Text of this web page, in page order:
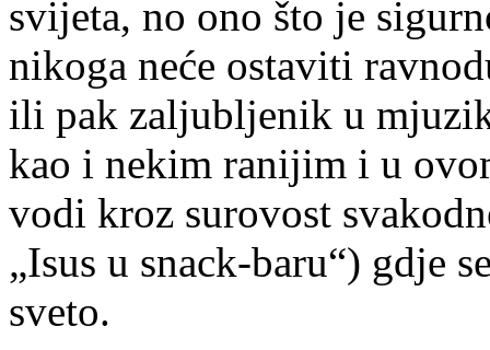
svijeta, no ono što je
nikoga neće ostaviti
ili pak zaljubljenik u
kao i nekim ranijim i u
vodi kroz surovost
„Isus u snack-baru“) gdje
sveto.